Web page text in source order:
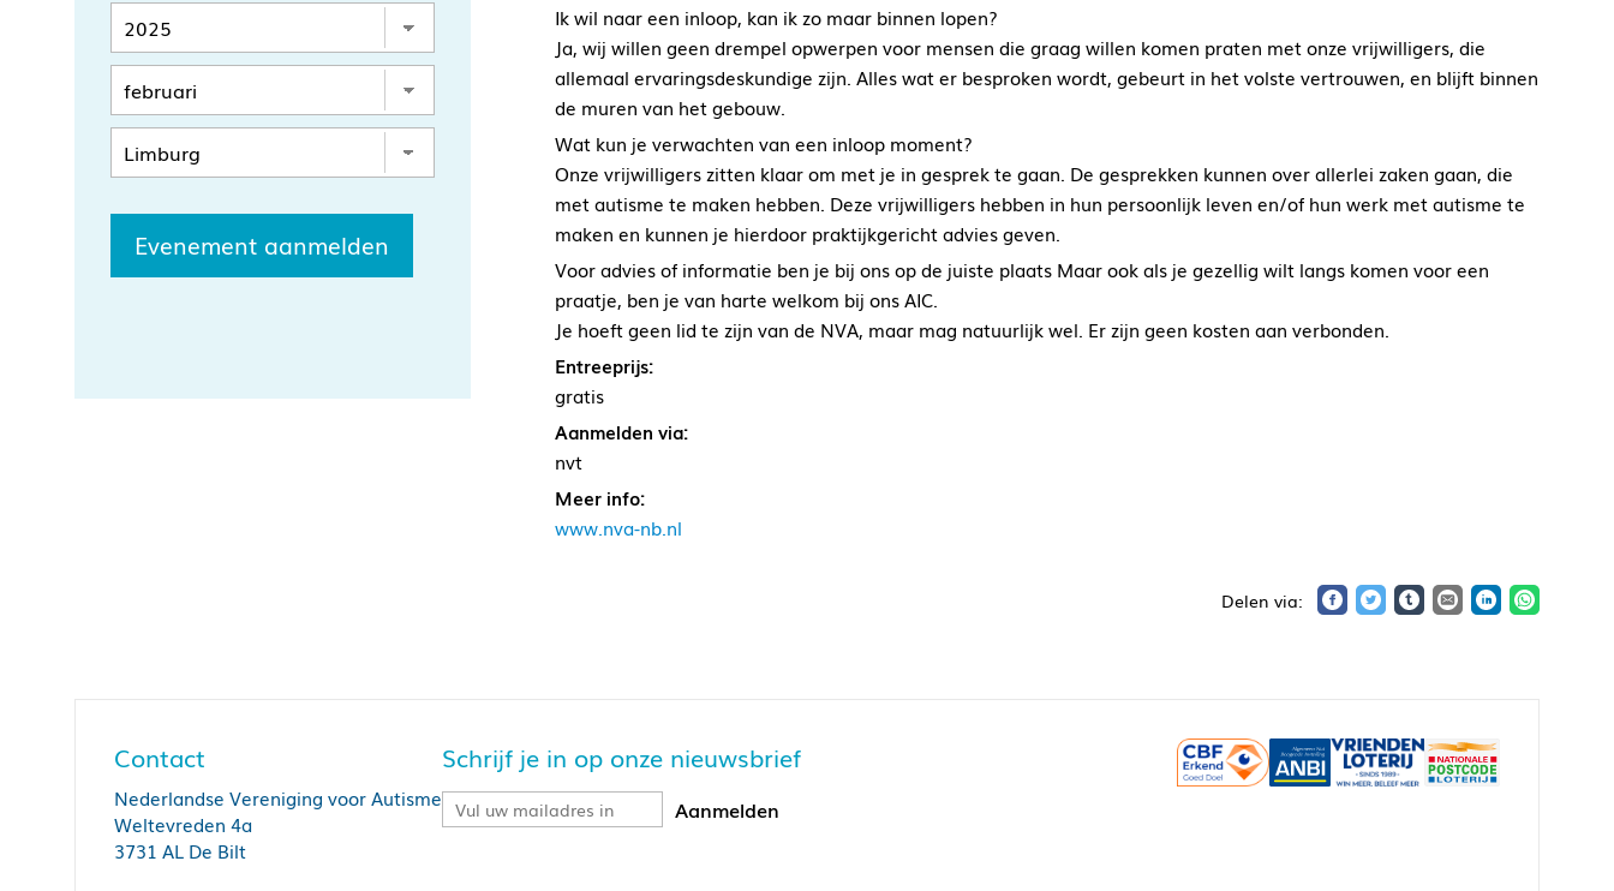
Evenement aanmelden
Ik wil naar een inloop, kan ik zo maar binnen lopen?
Ja, wij willen geen drempel opwerpen voor mensen die graag willen komen praten met onze vrijwilligers, die
allemaal ervaringsdeskundige zijn. Alles wat er besproken wordt, gebeurt in het volste vertrouwen, en blijft binnen
de muren van het gebouw.
Wat kun je verwachten van een inloop moment?
Onze vrijwilligers zitten klaar om met je in gesprek te gaan. De gesprekken kunnen over allerlei zaken gaan, die
met autisme te maken hebben. Deze vrijwilligers hebben in hun persoonlijk leven en/of hun werk met autisme te
maken en kunnen je hierdoor praktijkgericht advies geven.
Voor advies of informatie ben je bij ons op de juiste plaats Maar ook als je gezellig wilt langs komen voor een
praatje, ben je van harte welkom bij ons AIC.
Je hoeft geen lid te zijn van de NVA, maar mag natuurlijk wel. Er zijn geen kosten aan verbonden.
Entreeprijs:
gratis
Aanmelden via:
nvt
Meer info:
www.nva-nb.nl
Contact
Nederlandse Vereniging voor Autisme
Weltevreden 4a
3731 AL De Bilt
Schrijf je in op onze nieuwsbrief